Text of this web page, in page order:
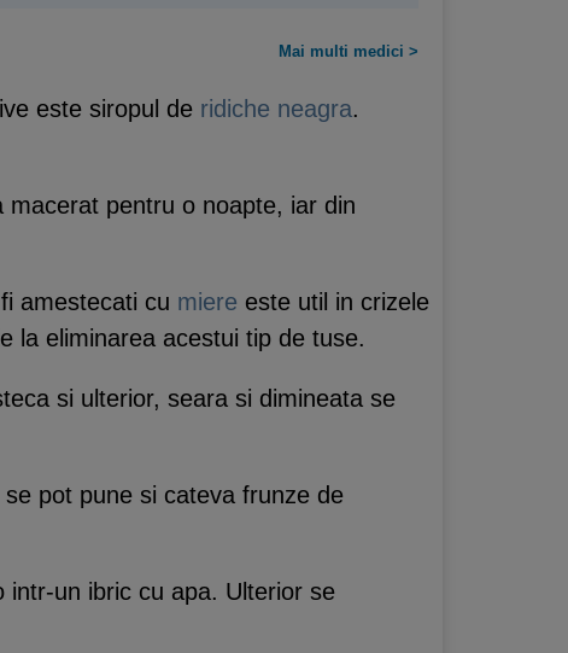
Mai multi medici >
este siropul de ridiche neagra.
pentru o noapte, iar din
amestecati cu miere este util in crizele
la eliminarea acestui tip de tuse.
si ulterior, seara si dimineata se
se pot pune si cateva frunze de
intr-un ibric cu apa. Ulterior se